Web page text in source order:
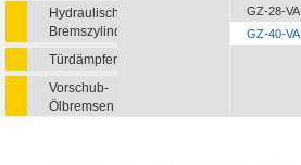
Hydraulische
Bremszylinder
Türdämpfer
Vorschub-
Ölbremsen
GZ-28-VA
GZ-40-VA